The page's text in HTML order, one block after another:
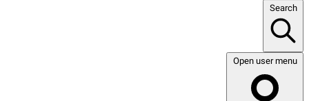
Search
Open user menu